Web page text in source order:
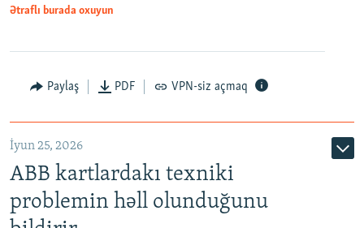
Auto 240p 360p 480p
720p 1080p
Ətraflı burada oxuyun
Paylaş PDF VPN-siz açmaq
İyun 25, 2026
ABB kartlardakı texniki
problemin həll olunduğunu